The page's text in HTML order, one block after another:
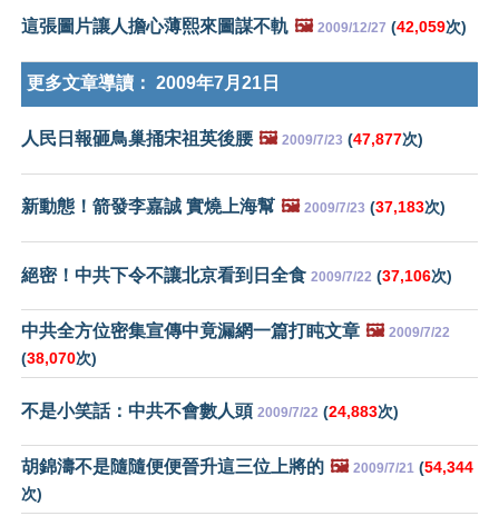
這張圖片讓人擔心薄熙來圖謀不軌 🖼️ 2009/12/27 (42,059次)
更多文章導讀： 2009年7月21日
人民日報砸鳥巢捅宋祖英後腰 🖼️ 2009/7/23 (47,877次)
新動態！箭發李嘉誠 實燒上海幫 🖼️ 2009/7/23 (37,183次)
絕密！中共下令不讓北京看到日全食 2009/7/22 (37,106次)
中共全方位密集宣傳中竟漏網一篇打盹文章 🖼️ 2009/7/22
(38,070次)
不是小笑話：中共不會數人頭 2009/7/22 (24,883次)
胡錦濤不是隨隨便便晉升這三位上將的 🖼️ 2009/7/21 (54,344
次)